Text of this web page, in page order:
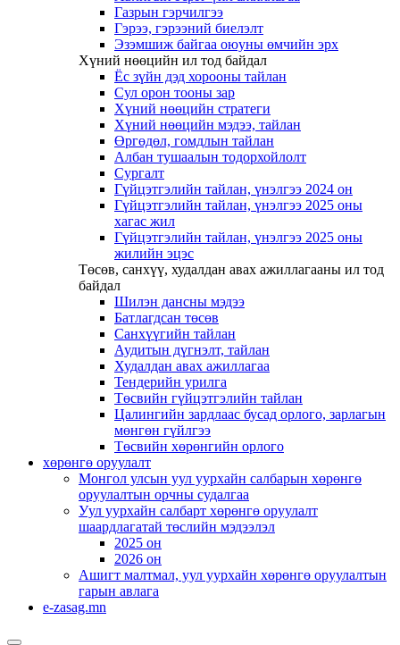
Газрын гэрчилгээ
Гэрээ, гэрээний биелэлт
Эзэмшиж байгаа оюуны өмчийн эрх
Хүний нөөцийн ил тод байдал
Ёс зүйн дэд хорооны тайлан
Сул орон тооны зар
Хүний нөөцийн стратеги
Хүний нөөцийн мэдээ, тайлан
Өргөдөл, гомдлын тайлан
Албан тушаалын тодорхойлолт
Сургалт
Гүйцэтгэлийн тайлан, үнэлгээ 2024 он
Гүйцэтгэлийн тайлан, үнэлгээ 2025 оны
хагас жил
Гүйцэтгэлийн тайлан, үнэлгээ 2025 оны
жилийн эцэс
Төсөв, санхүү, худалдан авах ажиллагааны ил тод
байдал
Шилэн дансны мэдээ
Батлагдсан төсөв
Санхүүгийн тайлан
Аудитын дүгнэлт, тайлан
Худалдан авах ажиллагаа
Тендерийн урилга
Төсвийн гүйцэтгэлийн тайлан
Цалингийн зардлаас бусад орлого, зарлагын
мөнгөн гүйлгээ
Төсвийн хөрөнгийн орлого
хөрөнгө оруулалт
Монгол улсын уул уурхайн салбарын хөрөнгө
оруулалтын орчны судалгаа
Уул уурхайн салбарт хөрөнгө оруулалт
шаардлагатай төслийн мэдээлэл
2025 он
2026 он
Ашигт малтмал, уул уурхайн хөрөнгө оруулалтын
гарын авлага
e-zasag.mn